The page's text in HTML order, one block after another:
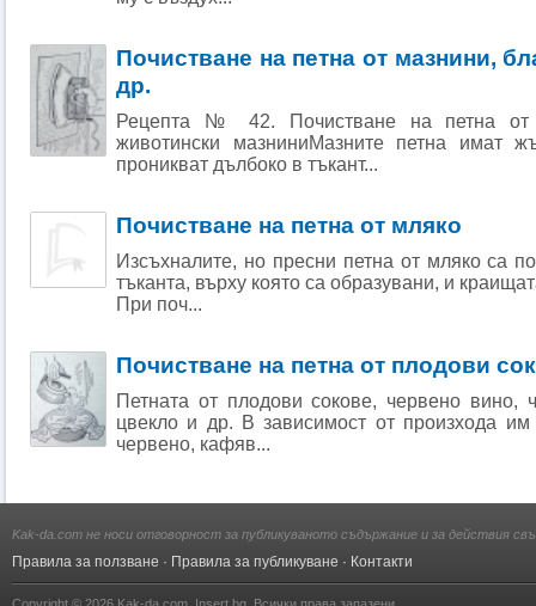
Почистване на петна от мазнини,
др.
Рецепта № 42. Почистване на петна от
животински мазниниМазните петна имат
проникват дълбоко в тъкант...
Почистване на петна от мляко
Изсъхналите, но пресни петна от мляко са
тъканта, върху която са образувани, и
При поч...
Почистване на петна от плодови
Петната от плодови сокове, червено вино,
цвекло и др. В зависимост от произхода
червено, кафяв...
Kak-da.com не носи отговорност за публикуваното съдържание и за действия
Правила за ползване · Правила за публикуване · Контакти